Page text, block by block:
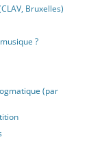
Bruxelles)
?
(par